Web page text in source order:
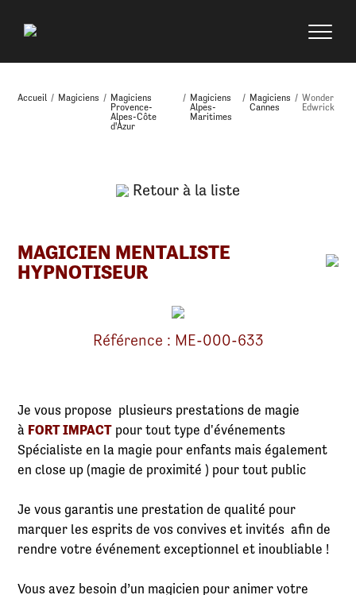
Accueil / Magiciens / Magiciens
Provence-
Alpes-Côte
d'Azur
/ Magiciens
Alpes-
Maritimes
/ Magiciens
Cannes
/ Wonder
Edwrick
Retour à la liste
MAGICIEN MENTALISTE
HYPNOTISEUR
Référence : ME-000-633
Je vous propose plusieurs prestations de magie
à FORT IMPACT pour tout type d'événements
Spécialiste en la magie pour enfants mais également
en close up (magie de proximité ) pour tout public
Je vous garantis une prestation de qualité pour
marquer les esprits de vos convives et invités afin de
rendre votre événement exceptionnel et inoubliable !
Vous avez besoin d’un magicien pour animer votre